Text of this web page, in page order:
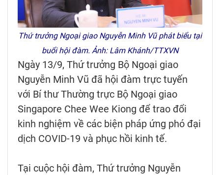
Thứ trưởng Ngoại giao Nguyễn Minh Vũ phát biểu tại
buổi hội đàm. Ảnh: Lâm Khánh/TTXVN
Ngày 13/9, Thứ trưởng Bộ Ngoại giao
Nguyễn Minh Vũ đã hội đàm trực tuyến
với Bí thư Thường trực Bộ Ngoại giao
Singapore Chee Wee Kiong để trao đổi
kinh nghiệm về các biện pháp ứng phó đại
dịch COVID-19 và phục hồi kinh tế.
Tại cuộc hội đàm, Thứ trưởng Nguyễn